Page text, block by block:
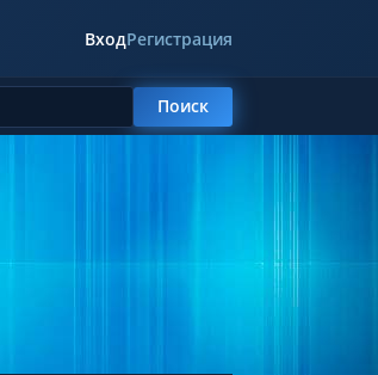
ВходРегистрация
Поиск